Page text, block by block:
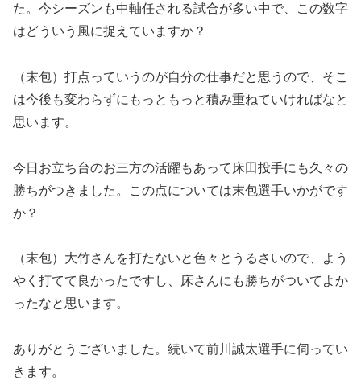
た。今シーズンも中軸任される試合が多い中で、この数字
はどういう風に捉えていますか？
（末包）打点っていうのが自分の仕事だと思うので、そこ
は今後も変わらずにもっともっと積み重ねていければなと
思います。
今日お立ち台のお三方の活躍もあって床田投手にも久々の
勝ちがつきました。この点については末包選手いかがです
か？
（末包）大竹さんを打たないと色々とうるさいので、よう
やく打てて良かったですし、床さんにも勝ちがついてよか
ったなと思います。
ありがとうございました。続いて前川誠太選手に伺ってい
きます。